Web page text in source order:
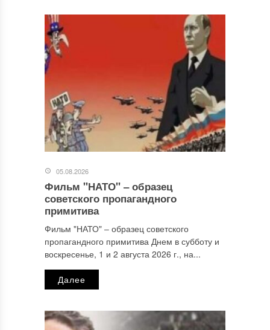
Ваш адрес email не будет опубликован. Обязательные поля
Комментарий*
05.08.2026
Фильм "НАТО" ‒ образец
советского пропагандного
примитива
Фильм "НАТО" ‒ образец советского
пропагандного примитива Днем в субботу и
воскресенье, 1 и 2 августа 2026 г., на...
Далее